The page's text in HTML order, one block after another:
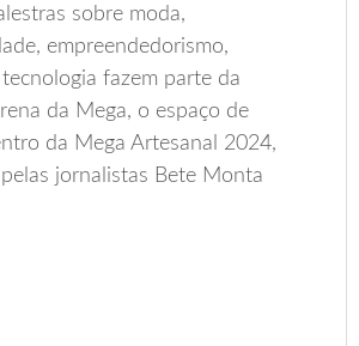
sobre moda,
empreendedorismo,
fazem parte da
da Mega, o espaço de
da Mega Artesanal 2024,
jornalistas Bete Monta